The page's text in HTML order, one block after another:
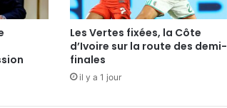
Les Vertes fixées, la Côte
d’Ivoire sur la route des demi-
finales
il y a 1 jour